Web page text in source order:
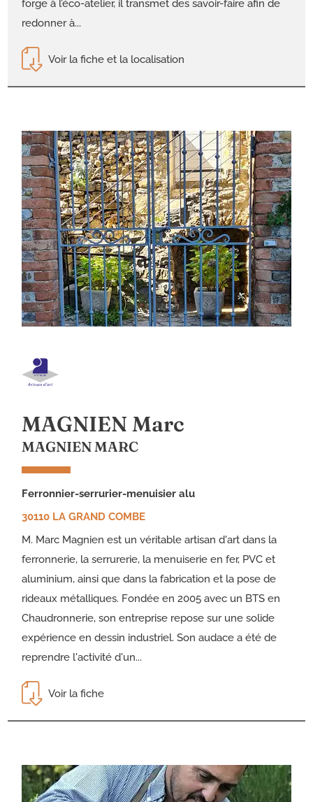
forge à l’éco-atelier, il transmet des savoir-faire afin de
redonner à...
Voir la fiche et la localisation
MAGNIEN Marc
MAGNIEN MARC
ferronnier-serrurier-menuisier alu
30110 LA GRAND COMBE
M. Marc Magnien est un véritable artisan d'art dans la
ferronnerie, la serrurerie, la menuiserie en fer, PVC et
aluminium, ainsi que dans la fabrication et la pose de
rideaux métalliques. Fondée en 2005 avec un BTS en
Chaudronnerie, son entreprise repose sur une solide
expérience en dessin industriel. Son audace a été de
reprendre l'activité d'un...
Voir la fiche